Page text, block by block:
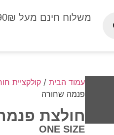
משלוח חינם מעל 490₪
עמוד הבית / קולקציית
פנמה שחורה
חולצת
ONE SIZE